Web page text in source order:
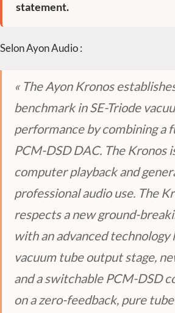
statement.
Selon Ayon Audio :
« The Ayon Kronos
benchmark in SE-Triode
performance by combining a
PCM-DSD DAC. The Kronos
computer playback and
professional audio use. The
respects a new ground-
with an advanced technology
vacuum tube output stage,
and a switchable PCM-DSD
on a zero-feedback, pure